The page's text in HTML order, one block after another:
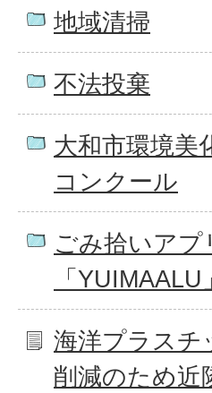
地域清掃
不法投棄
大和市環境美
コンクール
ごみ拾いアプ
「YUIMAALU」
海洋プラスチ
削減のため近